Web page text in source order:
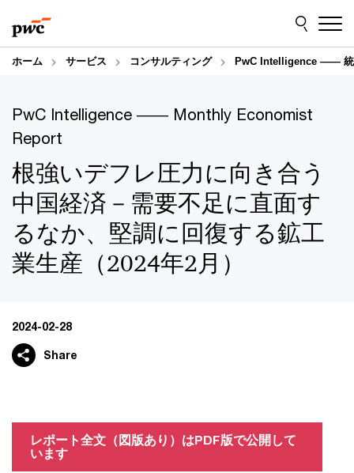
to
content
to
footer
ホーム サービス コンサルティング PwC Intelligence ―― 統
PwC Intelligence ―― Monthly Economist
Report
根強いデフレ圧力に向き合う
中国経済－需要不足に直面す
るなか、堅調に回復する鉱工
業生産（2024年2月）
2024-02-28
Share
レポート全文（図版あり）はPDF版で公開して
います